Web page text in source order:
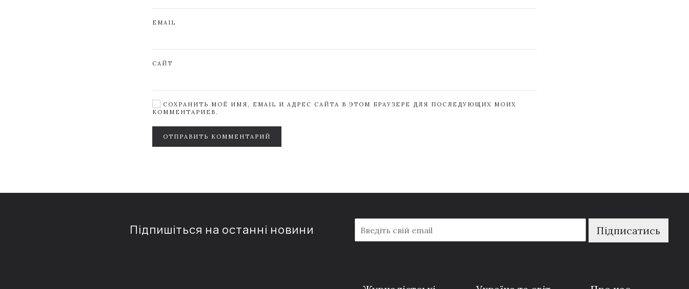
EMAIL
САЙТ
СОХРАНИТЬ МОЁ ИМЯ, EMAIL И АДРЕС САЙТА В ЭТОМ БРАУЗЕРЕ ДЛЯ ПОСЛЕДУЮЩИХ МОИХ
КОММЕНТАРИЕВ.
ОТПРАВИТЬ КОММЕНТАРИЙ
Підпишіться на останні новини
m
a
Підписатись